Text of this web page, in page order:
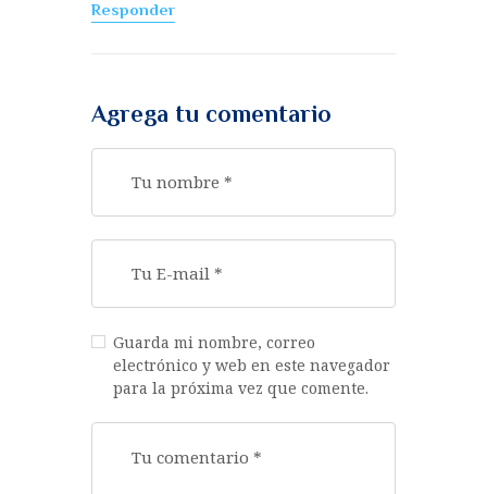
Responder
Agrega tu comentario
Guarda mi nombre, correo
electrónico y web en este navegador
para la próxima vez que comente.